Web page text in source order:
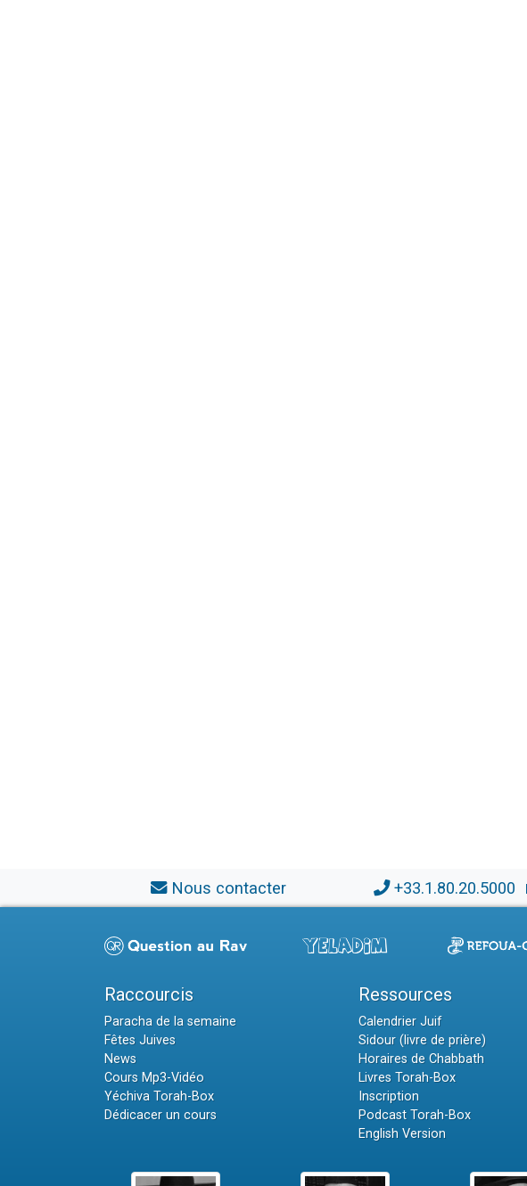
Nous contacter +33.1.80.20.5000
Raccourcis
Paracha de la semaine
Fêtes Juives
News
Cours Mp3-Vidéo
Yéchiva Torah-Box
Dédicacer un cours
Ressources
Calendrier Juif
Sidour (livre de prière)
Horaires de Chabbath
Livres Torah-Box
Inscription
Podcast Torah-Box
English Version